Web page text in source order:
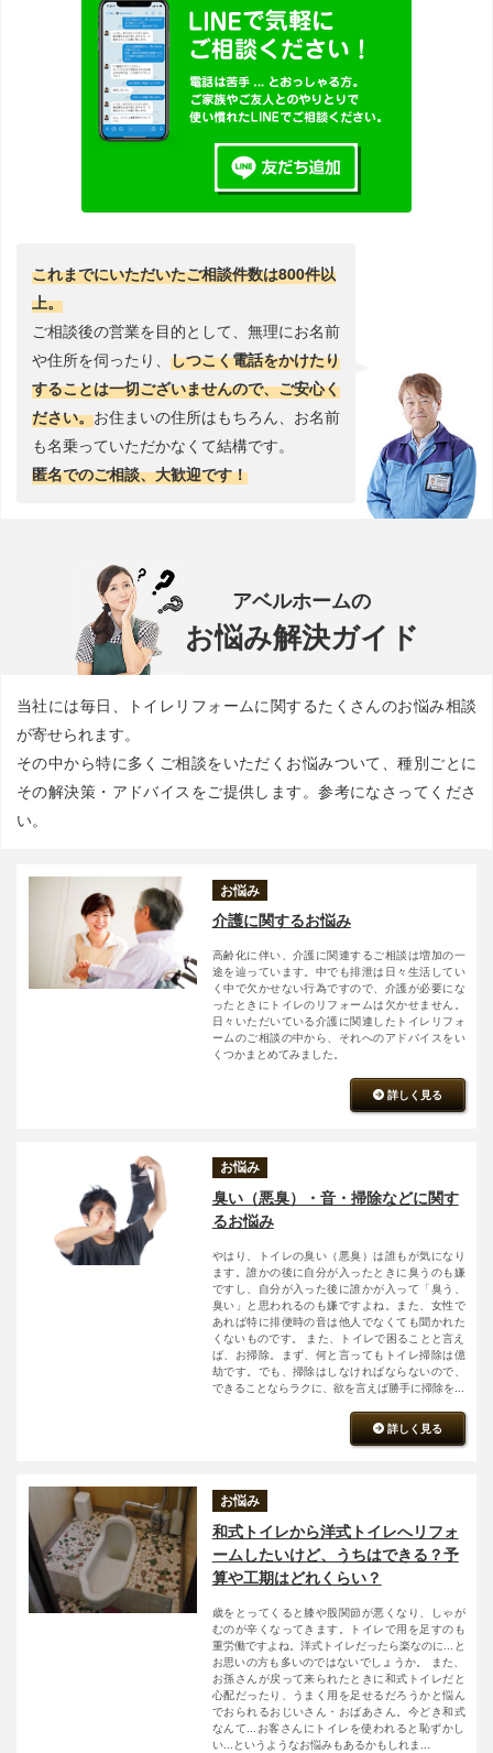
これまでにいただいたご相談件数は800件以
上。
ご相談後の営業を目的として、無理にお名前
や住所を伺ったり、 しつこく電話をかけたり
することは一切ございませんので、ご安心く
ださい。お住まいの住所はもちろん、お名前
も名乗っていただかなくて結構です。
匿名でのご相談、大歓迎です！
アベルホームの
お悩み解決ガイド
当社には毎日、トイレリフォームに関するたくさんのお悩み相談
が寄せられます。
その中から特に多くご相談をいただくお悩みついて、種別ごとに
その解決策・アドバイスをご提供します。参考になさってくださ
い。
お悩み
介護に関するお悩み
高齢化に伴い、介護に関連するご相談は増加の一
途を辿っています。中でも排泄は日々生活してい
く中で欠かせない行為ですので、介護が必要にな
ったときにトイレのリフォームは欠かせません。
日々いただいている介護に関連したトイレリフォ
ームのご相談の中から、それへのアドバイスをい
くつかまとめてみました。
詳しく見る
お悩み
臭い（悪臭）・音・掃除などに関す
るお悩み
やはり、トイレの臭い（悪臭）は誰もが気になり
ます。誰かの後に自分が入ったときに臭うのも嫌
ですし、自分が入った後に誰かが入って「臭う、
臭い」と思われるのも嫌ですよね。また、女性で
あれば特に排便時の音は他人でなくても聞かれた
くないものです。 また、トイレで困ることと言え
ば、お掃除。まず、何と言ってもトイレ掃除は億
劫です。でも、掃除はしなければならないので、
できることならラクに、欲を言えば勝手に掃除を...
詳しく見る
お悩み
和式トイレから洋式トイレへリフォ
ームしたいけど、うちはできる？予
算や工期はどれくらい？
歳をとってくると膝や股関節が悪くなり、しゃが
むのが辛くなってきます。トイレで用を足すのも
重労働ですよね。洋式トイレだったら楽なのに...と
お思いの方も多いのではないでしょうか。 また、
お孫さんが戻って来られたときに和式トイレだと
心配だったり、うまく用を足せるだろうかと悩ん
でおられるおじいさん・おばあさん。今どき和式
なんて...お客さんにトイレを使われると恥ずかし
い...というようなお悩みもあるかもしれま...